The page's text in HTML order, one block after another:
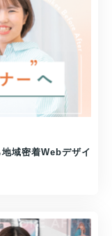
域密着Webデザイ